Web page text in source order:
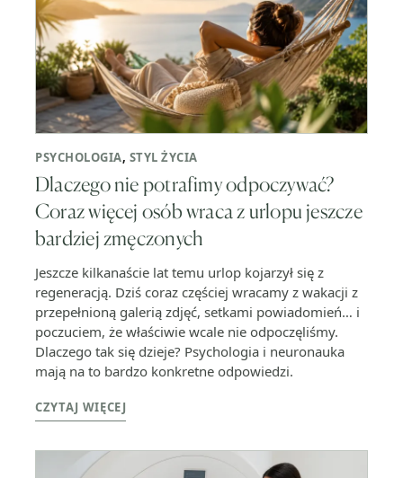
PSYCHOLOGIA, STYL ŻYCIA
Dlaczego nie potrafimy odpoczywać?
Coraz więcej osób wraca z urlopu jeszcze
bardziej zmęczonych
Jeszcze kilkanaście lat temu urlop kojarzył się z
regeneracją. Dziś coraz częściej wracamy z wakacji z
przepełnioną galerią zdjęć, setkami powiadomień… i
poczuciem, że właściwie wcale nie odpoczęliśmy.
Dlaczego tak się dzieje? Psychologia i neuronauka
mają na to bardzo konkretne odpowiedzi.
CZYTAJ WIĘCEJ